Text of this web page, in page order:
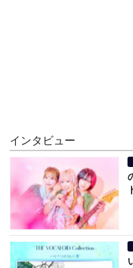
インタビュー